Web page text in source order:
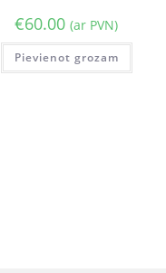
€60.00 (ar PVN)
Pievienot grozam